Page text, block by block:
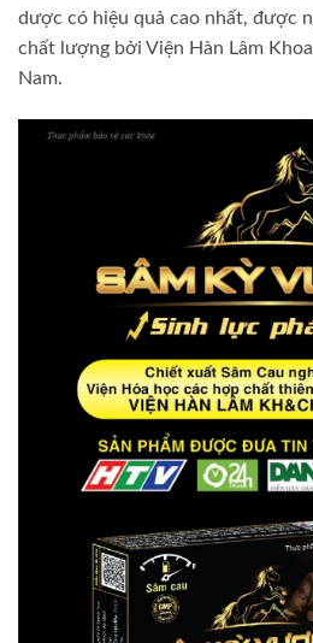
dược có hiệu quả cao nhất, được
chất lượng bởi Viện Hàn Lâm
Nam.